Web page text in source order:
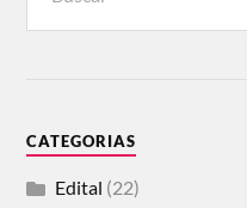
CATEGORIAS
Edital (22)